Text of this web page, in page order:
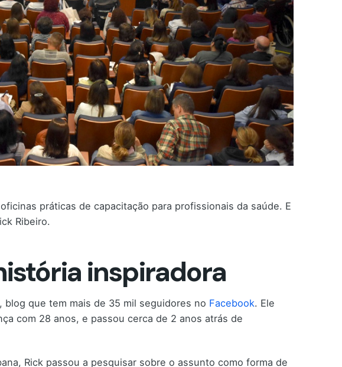
práticas de capacitação para profissionais da saúde. E
Ribeiro.
inspiradora
, blog que tem mais de 35 mil seguidores no Facebook. Ele
com 28 anos, e passou cerca de 2 anos atrás de
Rick passou a pesquisar sobre o assunto como forma de